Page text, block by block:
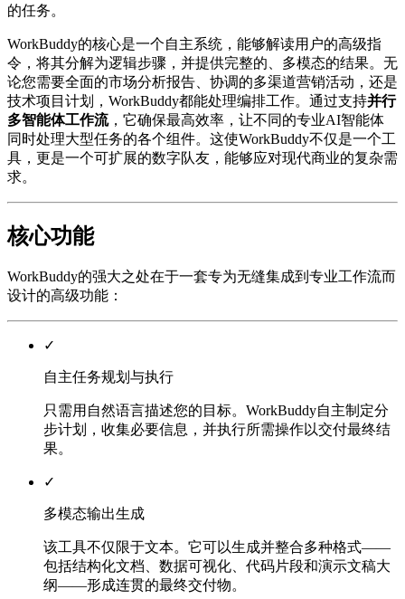
的任务。
WorkBuddy的核心是一个自主系统，能够解读用户的高级指
令，将其分解为逻辑步骤，并提供完整的、多模态的结果。无
论您需要全面的市场分析报告、协调的多渠道营销活动，还是
技术项目计划，WorkBuddy都能处理编排工作。通过支持并行
多智能体工作流，它确保最高效率，让不同的专业AI智能体
同时处理大型任务的各个组件。这使WorkBuddy不仅是一个工
具，更是一个可扩展的数字队友，能够应对现代商业的复杂需
求。
核心功能
WorkBuddy的强大之处在于一套专为无缝集成到专业工作流而
设计的高级功能：
✓
自主任务规划与执行
只需用自然语言描述您的目标。WorkBuddy自主制定分
步计划，收集必要信息，并执行所需操作以交付最终结
果。
✓
多模态输出生成
该工具不仅限于文本。它可以生成并整合多种格式——
包括结构化文档、数据可视化、代码片段和演示文稿大
纲——形成连贯的最终交付物。